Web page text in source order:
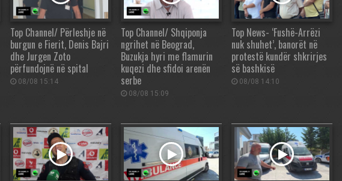
Top Channel/ Përleshje në
burgun e Fierit, Denis Bajri
dhe Jurgen Zoto
përfundojnë në spital
08/08 15:14
Top Channel/ Shqiponja
ngrihet në Beograd,
Buzukja hyri me flamurin
kuqezi dhe sfidoi arenën
serbe
08/08 15:09
Top News- ‘Fushë-Arrëzi
nuk shuhet’, banorët në
protestë kundër shkrirjes
së bashkisë
08/08 14:10